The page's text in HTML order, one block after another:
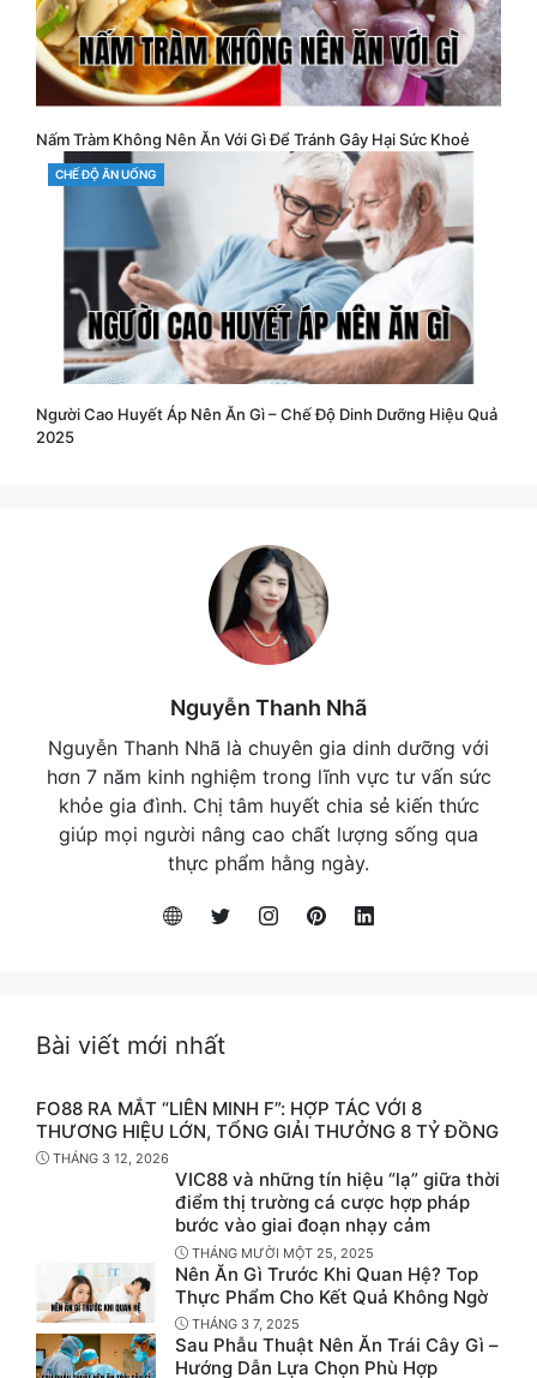
Nấm Tràm Không Nên Ăn Với Gì Để Tránh Gây Hại Sức Khoẻ
CATEGORIES
CHẾ ĐỘ ĂN UỐNG
Người Cao Huyết Áp Nên Ăn Gì – Chế Độ Dinh Dưỡng Hiệu Quả
2025
Nguyễn Thanh Nhã
Nguyễn Thanh Nhã là chuyên gia dinh dưỡng với
hơn 7 năm kinh nghiệm trong lĩnh vực tư vấn sức
khỏe gia đình. Chị tâm huyết chia sẻ kiến thức
giúp mọi người nâng cao chất lượng sống qua
thực phẩm hằng ngày.
Bài viết mới nhất
FO88 RA MẮT “LIÊN MINH F”: HỢP TÁC VỚI 8
THƯƠNG HIỆU LỚN, TỔNG GIẢI THƯỞNG 8 TỶ ĐỒNG
THÁNG 3 12, 2026
VIC88 và những tín hiệu “lạ” giữa thời
điểm thị trường cá cược hợp pháp
bước vào giai đoạn nhạy cảm
THÁNG MƯỜI MỘT 25, 2025
Nên Ăn Gì Trước Khi Quan Hệ? Top
Thực Phẩm Cho Kết Quả Không Ngờ
THÁNG 3 7, 2025
Sau Phẫu Thuật Nên Ăn Trái Cây Gì –
Hướng Dẫn Lựa Chọn Phù Hợp